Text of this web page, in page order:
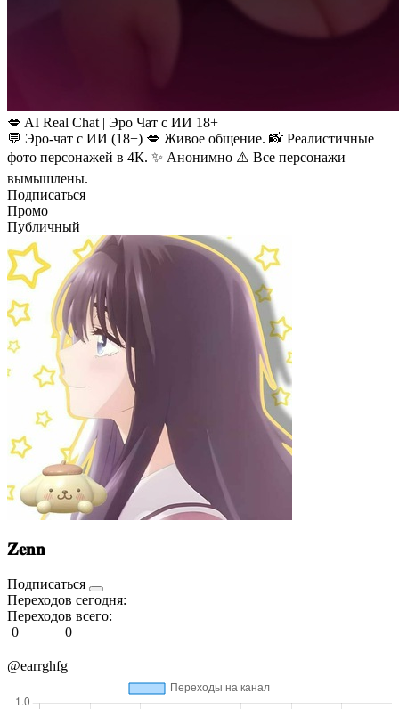
💋 AI Real Chat | Эро Чат с ИИ 18+
💬 Эро-чат с ИИ (18+) 💋 Живое общение. 📸 Реалистичные
фото персонажей в 4К. ✨ Анонимно ⚠️ Все персонажи
вымышлены.
Подписаться
Промо
Публичный
𝐙𝐞𝐧𝐧
Подписаться
Переходов сегодня:
Переходов всего:
0
0
@earrghfg